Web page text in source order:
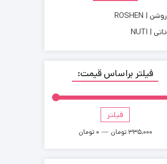
روشن | ROSHEN
ناتی | NUTI
فیلتر براساس قیمت:
فیلتر
0 تومان — 335,000 تومان